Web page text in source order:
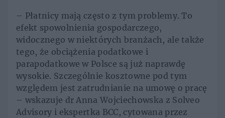
– Płatnicy mają często z tym problemy. To
efekt spowolnienia gospodarczego,
widocznego w niektórych branżach, ale także
tego, że obciążenia podatkowe i
parapodatkowe w Polsce są już naprawdę
wysokie. Szczególnie kosztowne pod tym
względem jest zatrudnianie na umowę o pracę
– wskazuje dr Anna Wojciechowska z Solveo
Advisory i ekspertka BCC, cytowana przez